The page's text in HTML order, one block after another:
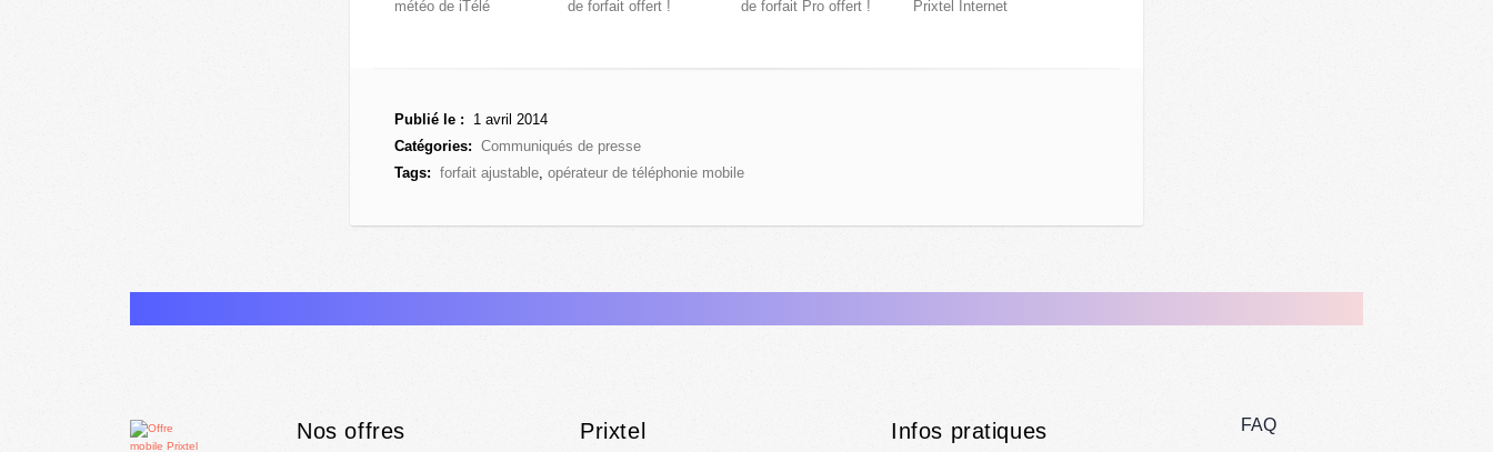
météo de iTélé
de forfait offert !
de forfait Pro offert !
Prixtel Internet
Publié le :
1 avril 2014
Catégories: Communiqués de presse
Tags: forfait ajustable opérateur de téléphonie mobile
Nos offres Prixtel Infos pratiques FAQ